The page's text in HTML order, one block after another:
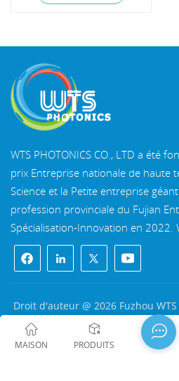
WTS PHOTONICS CO., LTD a été
prix Entreprise nationale de haute
Science et la Petite entreprise
profession provinciale du Fujian
Spécialisation-Innovation en 2022.
belle ville côtière du sud-est,
en Chine. WTS dispose de 11 000 mètres carrés de
bâtiments d'usine standardisés,
technique qualifié et d'un système
complet, système de revêtement,
système de contrôle qualité. WTS
solutions uniques pour la R&D, la
Droit d'auteur @ 2026 Fuzhou
Ltd. Tous droits réservés .
闽ICP备2024080551号 Plan
MAISON PRODUITS